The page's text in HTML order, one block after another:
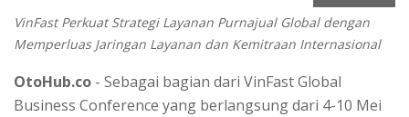
VinFast Perkuat Strategi Layanan Purnajual Global dengan
Memperluas Jaringan Layanan dan Kemitraan Internasional
OtoHub.co - Sebagai bagian dari VinFast Global
Business Conference yang berlangsung dari 4-10 Mei